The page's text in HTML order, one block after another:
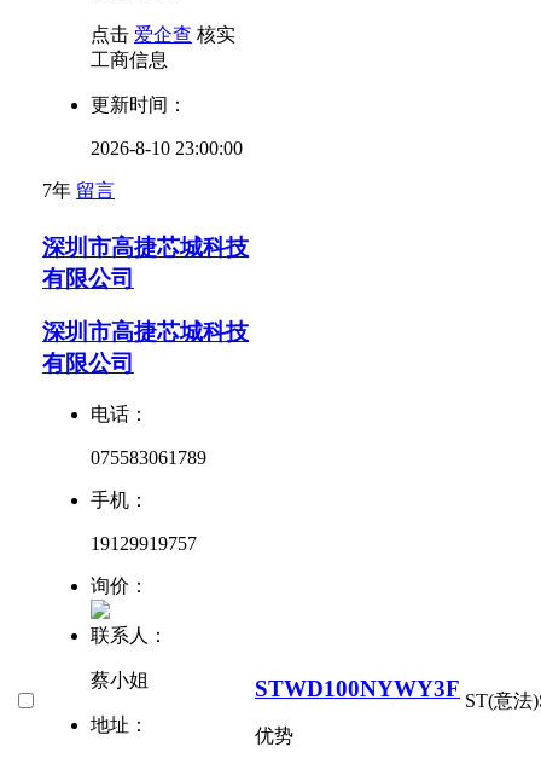
点击 爱企查 核实
工商信息
更新时间：
2026-8-10 23:00:00
7年 留言
深圳市高捷芯城科技
有限公司
深圳市高捷芯城科技
有限公司
电话：
075583061789
手机：
19129919757
询价：
联系人：
蔡小姐
地址：
STWD100NYWY3F
优势
ST(意法)